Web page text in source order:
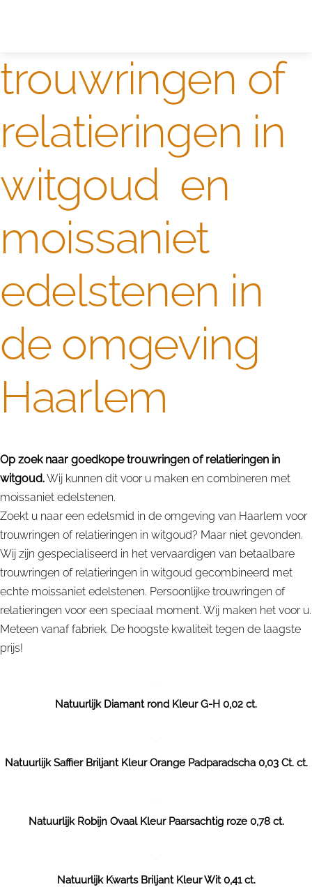
trouwringen of
relatieringen in
witgoud en
moissaniet
edelstenen in
de omgeving
Haarlem
Op zoek naar goedkope trouwringen of relatieringen in
witgoud.Wij kunnen dit voor u maken en combineren met
moissaniet edelstenen.
Zoekt u naar een edelsmid in de omgeving van Haarlem voor
trouwringen of relatieringen in witgoud? Maar niet gevonden.
Wij zijn gespecialiseerd in het vervaardigen van betaalbare
trouwringen of relatieringen in witgoud gecombineerd met
echte moissaniet edelstenen. Persoonlijke trouwringen of
relatieringen voor een speciaal moment. Wij maken het voor u.
Meteen vanaf fabriek. De hoogste kwaliteit tegen de laagste
prijs!
Natuurlijk Diamant rond Kleur G-H 0,02 ct.
Natuurlijk Saffier Briljant Kleur Orange Padparadscha 0,03 Ct. ct.
Natuurlijk Robijn Ovaal Kleur Paarsachtig roze 0,78 ct.
Natuurlijk Kwarts Briljant Kleur Wit 0,41 ct.